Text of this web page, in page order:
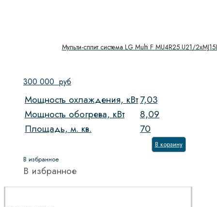
Мульти-сплит система LG Multi F MU4R25.U21/
300 000 руб
Мощность охлаждения, кВт7,03
Мощность обогрева, кВт
8,09
Площадь, м. кв.
70
В корзину
В избранное
В избранное